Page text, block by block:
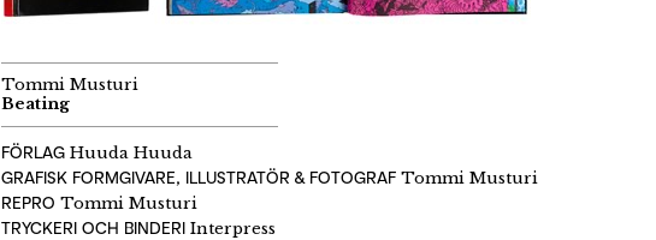
Tommi Musturi
Beating
FÖRLAG Huuda Huuda
GRAFISK FORMGIVARE, ILLUSTRATÖR & FOTOGRAFTommi Musturi
REPRO Tommi Musturi
TRYCKERI OCH BINDERI Interpress